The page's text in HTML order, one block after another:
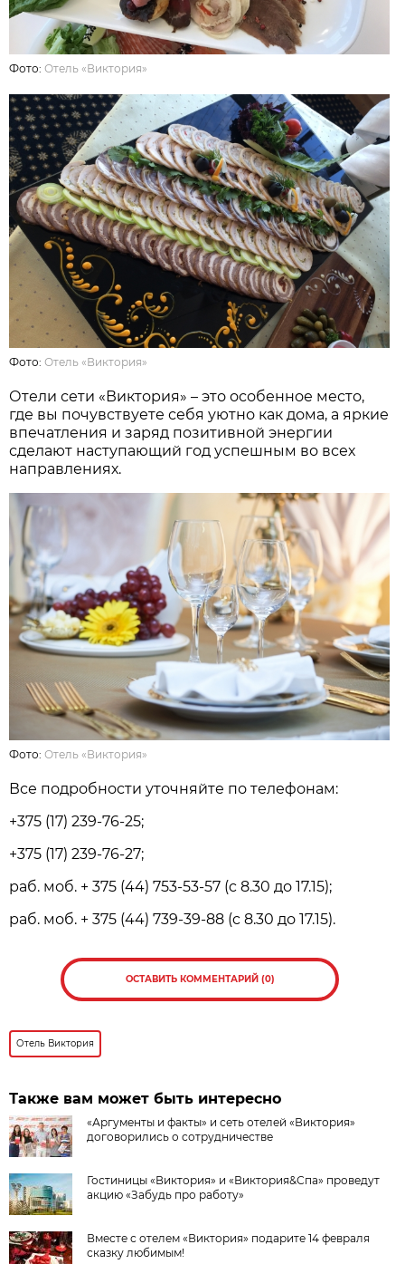
Фото:Отель «Виктория»
Фото:Отель «Виктория»
Отели сети «Виктория» – это особенное место,
где вы почувствуете себя уютно как дома, а яркие
впечатления и заряд позитивной энергии
сделают наступающий год успешным во всех
направлениях.
Фото:Отель «Виктория»
Все подробности уточняйте по телефонам:
+375 (17) 239-76-25;
+375 (17) 239-76-27;
раб. моб. + 375 (44) 753-53-57 (c 8.30 до 17.15);
раб. моб. + 375 (44) 739-39-88 (c 8.30 до 17.15).
ОСТАВИТЬ КОММЕНТАРИЙ (0)
Отель Виктория
Также вам может быть интересно
«Аргументы и факты» и сеть отелей «Виктория»
договорились о сотрудничестве
Гостиницы «Виктория» и «Виктория&Спа» проведут
акцию «Забудь про работу»
Вместе с отелем «Виктория» подарите 14 февраля
сказку любимым!